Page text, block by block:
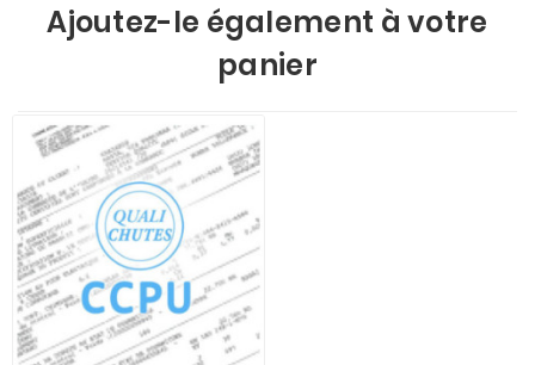
Ajoutez-le également à votre
panier